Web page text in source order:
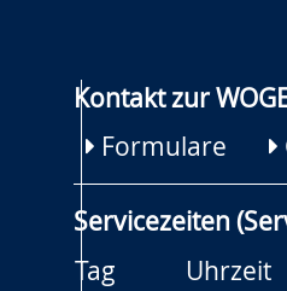
Kontakt zur
Formulare
Servicezeiten
Tag
Uhrzeit